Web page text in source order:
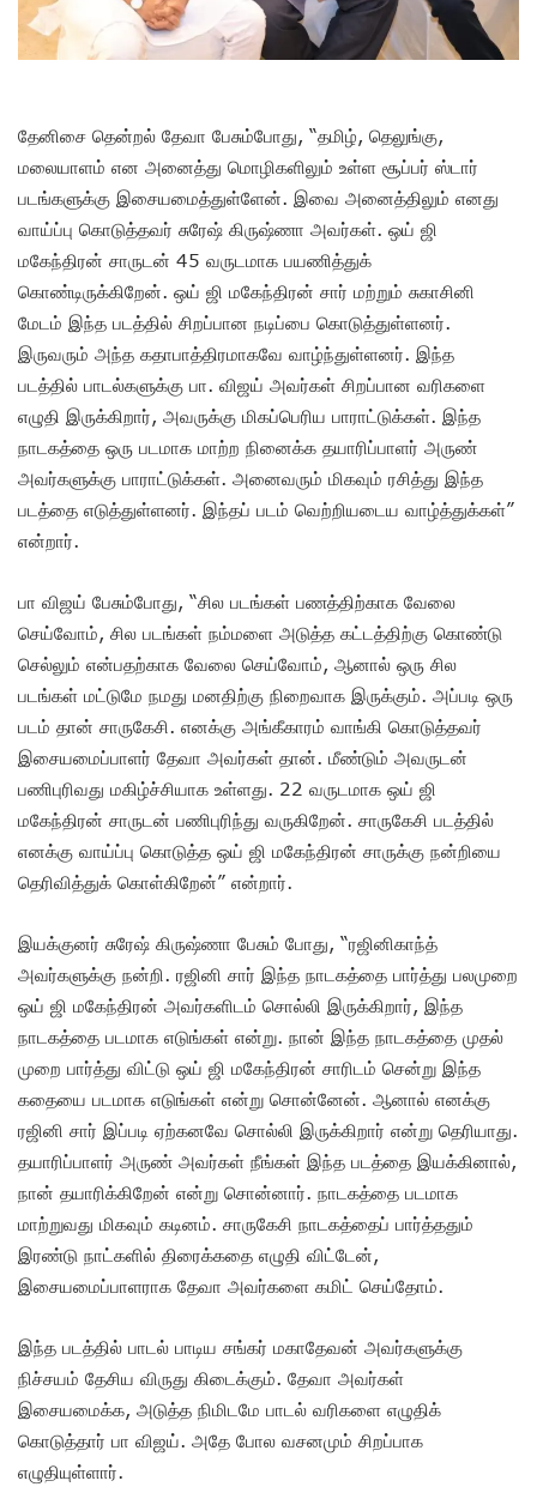
தேனிசை தென்றல் தேவா பேசும்போது, “தமிழ், தெலுங்கு,
மலையாளம் என அனைத்து மொழிகளிலும் உள்ள சூப்பர் ஸ்டார்
படங்களுக்கு இசையமைத்துள்ளேன். இவை அனைத்திலும் எனது
வாய்ப்பு கொடுத்தவர் சுரேஷ் கிருஷ்ணா அவர்கள். ஒய் ஜி
மகேந்திரன் சாருடன் 45 வருடமாக பயணித்துக்
கொண்டிருக்கிறேன். ஒய் ஜி மகேந்திரன் சார் மற்றும் சுகாசினி
மேடம் இந்த படத்தில் சிறப்பான நடிப்பை கொடுத்துள்ளனர்.
இருவரும் அந்த கதாபாத்திரமாகவே வாழ்ந்துள்ளனர். இந்த
படத்தில் பாடல்களுக்கு பா. விஜய் அவர்கள் சிறப்பான வரிகளை
எழுதி இருக்கிறார், அவருக்கு மிகப்பெரிய பாராட்டுக்கள். இந்த
நாடகத்தை ஒரு படமாக மாற்ற நினைக்க தயாரிப்பாளர் அருண்
அவர்களுக்கு பாராட்டுக்கள். அனைவரும் மிகவும் ரசித்து இந்த
படத்தை எடுத்துள்ளனர். இந்தப் படம் வெற்றியடைய வாழ்த்துக்கள்”
என்றார்.
பா விஜய் பேசும்போது, “சில படங்கள் பணத்திற்காக வேலை
செய்வோம், சில படங்கள் நம்மளை அடுத்த கட்டத்திற்கு கொண்டு
செல்லும் என்பதற்காக வேலை செய்வோம், ஆனால் ஒரு சில
படங்கள் மட்டுமே நமது மனதிற்கு நிறைவாக இருக்கும். அப்படி ஒரு
படம் தான் சாருகேசி. எனக்கு அங்கீகாரம் வாங்கி கொடுத்தவர்
இசையமைப்பாளர் தேவா அவர்கள் தான். மீண்டும் அவருடன்
பணிபுரிவது மகிழ்ச்சியாக உள்ளது. 22 வருடமாக ஒய் ஜி
மகேந்திரன் சாருடன் பணிபுரிந்து வருகிறேன். சாருகேசி படத்தில்
எனக்கு வாய்ப்பு கொடுத்த ஒய் ஜி மகேந்திரன் சாருக்கு நன்றியை
தெரிவித்துக் கொள்கிறேன்” என்றார்.
இயக்குனர் சுரேஷ் கிருஷ்ணா பேசும் போது, “ரஜினிகாந்த்
அவர்களுக்கு நன்றி. ரஜினி சார் இந்த நாடகத்தை பார்த்து பலமுறை
ஒய் ஜி மகேந்திரன் அவர்களிடம் சொல்லி இருக்கிறார், இந்த
நாடகத்தை படமாக எடுங்கள் என்று. நான் இந்த நாடகத்தை முதல்
முறை பார்த்து விட்டு ஒய் ஜி மகேந்திரன் சாரிடம் சென்று இந்த
கதையை படமாக எடுங்கள் என்று சொன்னேன். ஆனால் எனக்கு
ரஜினி சார் இப்படி ஏற்கனவே சொல்லி இருக்கிறார் என்று தெரியாது.
தயாரிப்பாளர் அருண் அவர்கள் நீங்கள் இந்த படத்தை இயக்கினால்,
நான் தயாரிக்கிறேன் என்று சொன்னார். நாடகத்தை படமாக
மாற்றுவது மிகவும் கடினம். சாருகேசி நாடகத்தைப் பார்த்ததும்
இரண்டு நாட்களில் திரைக்கதை எழுதி விட்டேன்,
இசையமைப்பாளராக தேவா அவர்களை கமிட் செய்தோம்.
இந்த படத்தில் பாடல் பாடிய சங்கர் மகாதேவன் அவர்களுக்கு
நிச்சயம் தேசிய விருது கிடைக்கும். தேவா அவர்கள்
இசையமைக்க, அடுத்த நிமிடமே பாடல் வரிகளை எழுதிக்
கொடுத்தார் பா விஜய். அதே போல வசனமும் சிறப்பாக
எழுதியுள்ளார்.